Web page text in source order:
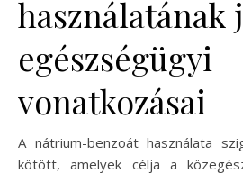
használatának
egészségügyi
vonatkozásai
A nátrium-benzoát használata
kötött, amelyek célja a